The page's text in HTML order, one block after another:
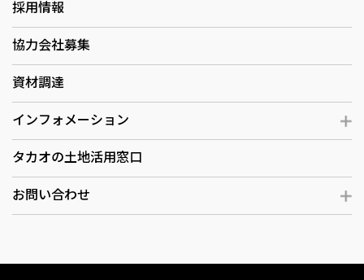
採用情報
協力会社募集
資材調達
インフォメーション
タカオの土地活用窓口
お問い合わせ